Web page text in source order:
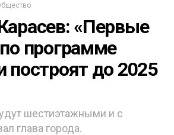
«Первые
программе
построят до 2025
шестиэтажными и с
глава города.